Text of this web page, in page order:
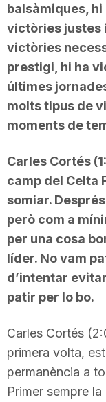
a
g
n
a
balsàmiques,
victòries justes
victòries
prestigi, hi ha
últimes
molts tipus de
moments de
Carles Cortés
camp del Celta
somiar.
però com a
per una cosa
líder. No vam
d’intentar
patir per lo bo.
Carles Cortés
primera volta,
permanència a
Primer sempre